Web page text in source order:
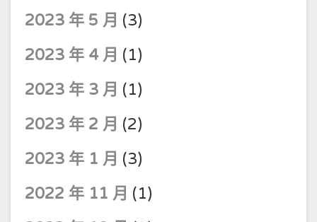
2023 年 5 月 (3)
2023 年 4 月 (1)
2023 年 3 月 (1)
2023 年 2 月 (2)
2023 年 1 月 (3)
2022 年 11 月 (1)